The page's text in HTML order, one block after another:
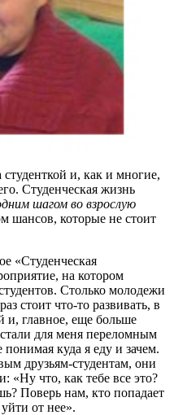
и, как и многие,
Студенческая жизнь
шагом во взрослую
шансов, которые не стоит
«Студенческая
на котором
Столько молодежи
стоит что-то развивать, в
и, главное, еще больше
для меня переломным
куда я еду и зачем.
друзьям-студентам, они
«Ну что, как тебе все это?
Поверь нам, кто попадает
от нее».